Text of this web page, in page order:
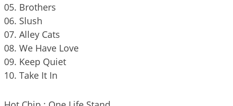
05. Brothers
06. Slush
07. Alley Cats
08. We Have Love
09. Keep Quiet
10. Take It In